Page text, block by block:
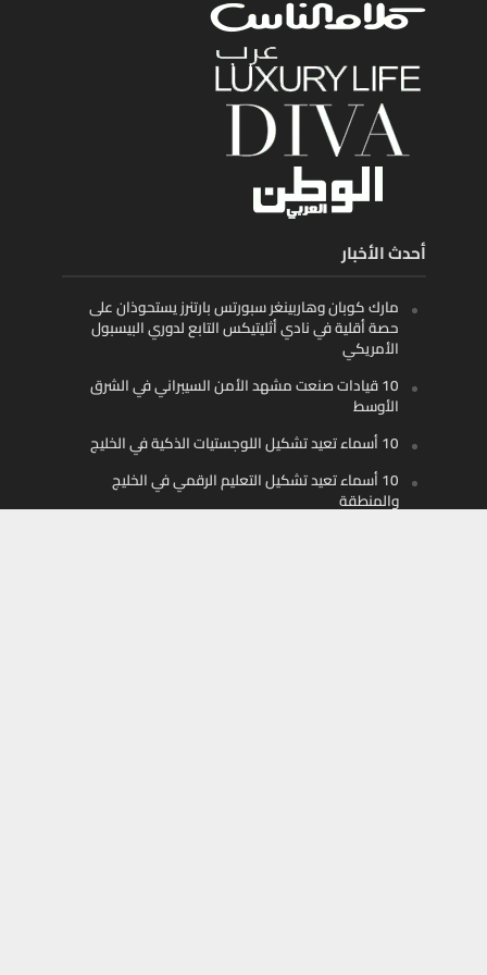
أحدث الأخبار
مارك كوبان وهاربينغر سبورتس بارتنرز يستحوذان على
حصة أقلية في نادي أثليتيكس التابع لدوري البيسبول
الأمريكي
10 قيادات صنعت مشهد الأمن السيبراني في الشرق
الأوسط
10 أسماء تعيد تشكيل اللوجستيات الذكية في الخليج
10 أسماء تعيد تشكيل التعليم الرقمي في الخليج
والمنطقة